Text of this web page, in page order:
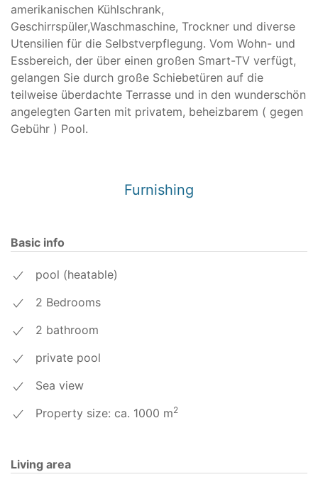
amerikanischen Kühlschrank,
Geschirrspüler,Waschmaschine, Trockner und diverse
Utensilien für die Selbstverpflegung. Vom Wohn- und
Essbereich, der über einen großen Smart-TV verfügt,
gelangen Sie durch große Schiebetüren auf die
teilweise überdachte Terrasse und in den wunderschön
angelegten Garten mit privatem, beheizbarem ( gegen
Gebühr ) Pool.
Furnishing
Basic info
pool (heatable)
2 Bedrooms
2 bathroom
private pool
Sea view
Property size: ca. 1000 m2
Living area